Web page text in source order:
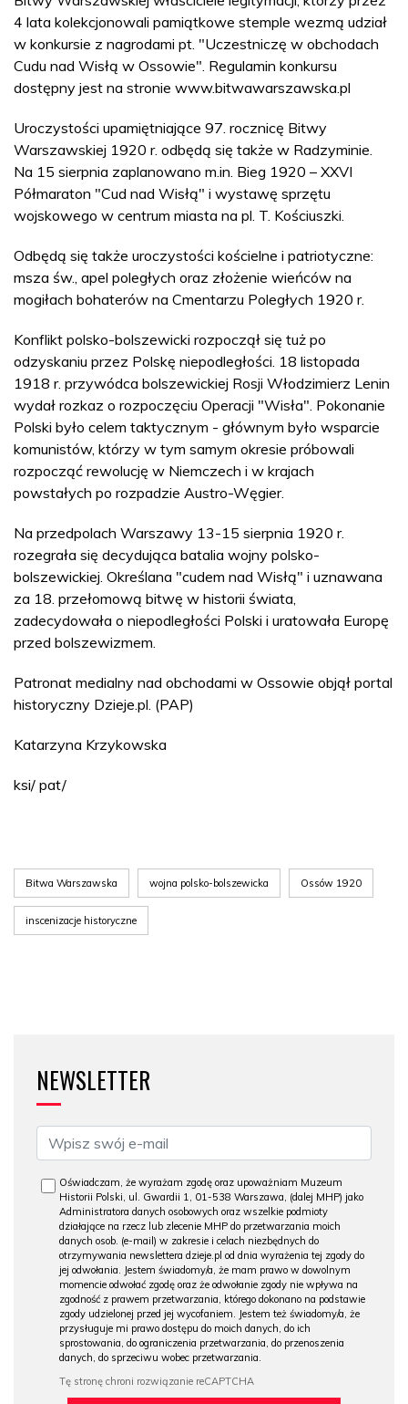
4 lata kolekcjonowali pamiątkowe stemple wezmą udział
w konkursie z nagrodami pt. "Uczestniczę w obchodach
Cudu nad Wisłą w Ossowie". Regulamin konkursu
dostępny jest na stronie www.bitwawarszawska.pl
Uroczystości upamiętniające 97. rocznicę Bitwy
Warszawskiej 1920 r. odbędą się także w Radzyminie.
Na 15 sierpnia zaplanowano m.in. Bieg 1920 – XXVI
Półmaraton "Cud nad Wisłą" i wystawę sprzętu
wojskowego w centrum miasta na pl. T. Kościuszki.
Odbędą się także uroczystości kościelne i patriotyczne:
msza św., apel poległych oraz złożenie wieńców na
mogiłach bohaterów na Cmentarzu Poległych 1920 r.
Konflikt polsko-bolszewicki rozpoczął się tuż po
odzyskaniu przez Polskę niepodległości. 18 listopada
1918 r. przywódca bolszewickiej Rosji Włodzimierz Lenin
wydał rozkaz o rozpoczęciu Operacji "Wisła". Pokonanie
Polski było celem taktycznym - głównym było wsparcie
komunistów, którzy w tym samym okresie próbowali
rozpocząć rewolucję w Niemczech i w krajach
powstałych po rozpadzie Austro-Węgier.
Na przedpolach Warszawy 13-15 sierpnia 1920 r.
rozegrała się decydująca batalia wojny polsko-
bolszewickiej. Określana "cudem nad Wisłą" i uznawana
za 18. przełomową bitwę w historii świata,
zadecydowała o niepodległości Polski i uratowała Europę
przed bolszewizmem.
Patronat medialny nad obchodami w Ossowie objął portal
historyczny Dzieje.pl. (PAP)
Katarzyna Krzykowska
ksi/ pat/
Bitwa Warszawska wojna polsko-bolszewicka Ossów 1920
inscenizacje historyczne
NEWSLETTER
Oświadczam, że wyrażam zgodę oraz upoważniam Muzeum
Historii Polski, ul. Gwardii 1, 01-538 Warszawa, (dalej MHP) jako
Administratora danych osobowych oraz wszelkie podmioty
działające na rzecz lub zlecenie MHP do przetwarzania moich
danych osob. (e-mail) w zakresie i celach niezbędnych do
otrzymywania newslettera dzieje.pl od dnia wyrażenia tej zgody do
jej odwołania. Jestem świadomy/a, że mam prawo w dowolnym
momencie odwołać zgodę oraz że odwołanie zgody nie wpływa na
zgodność z prawem przetwarzania, którego dokonano na podstawie
zgody udzielonej przed jej wycofaniem. Jestem też świadomy/a, że
przysługuje mi prawo dostępu do moich danych, do ich
sprostowania, do ograniczenia przetwarzania, do przenoszenia
danych, do sprzeciwu wobec przetwarzania.